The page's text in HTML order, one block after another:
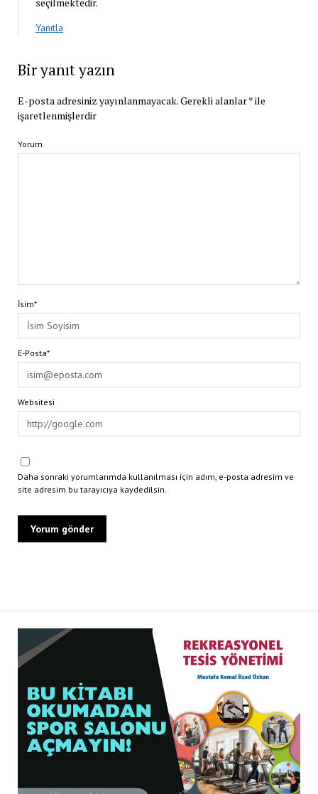
Yanıtla
Bir yanıt yazın
E-posta adresiniz yayınlanmayacak.Gerekli alanlar*ile
işaretlenmişlerdir
Yorum
İsim*
E-Posta*
Websitesi
Daha sonraki yorumlarımda kullanılması için adım, e-posta adresim ve
site adresim bu tarayıcıya kaydedilsin.